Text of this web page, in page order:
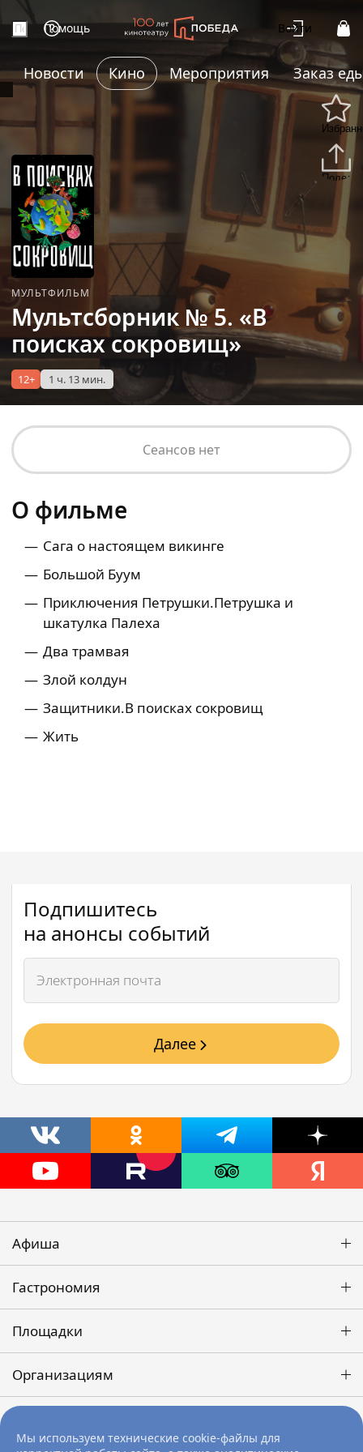
Помощь Войти
Новости Кино Мероприятия Заказ
МУЛЬТФИЛЬМ
Мультсборник № 5. «В
поисках сокровищ»
12+ 1 ч. 13 мин.
Сеансов нет
О фильме
Сага о настоящем викинге
Большой Буум
Приключения Петрушки.Петрушка и
шкатулка Палеха
Два трамвая
Злой колдун
Защитники.В поисках сокровищ
Жить
Мы используем технические cookie-файлы для
Подпишитесь
на анонсы событий
Далее
Афиша
Гастрономия
Площадки
Организациям